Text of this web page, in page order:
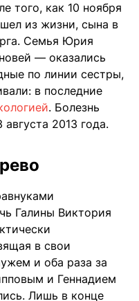
того, как 10 ноября
из жизни, сына в
Семья Юрия
— оказались
по линии сестры,
в последние
. Болезнь
2013 года.
Галины Виктория
в свои
и оба раза за
и Геннадием
Лишь в конце